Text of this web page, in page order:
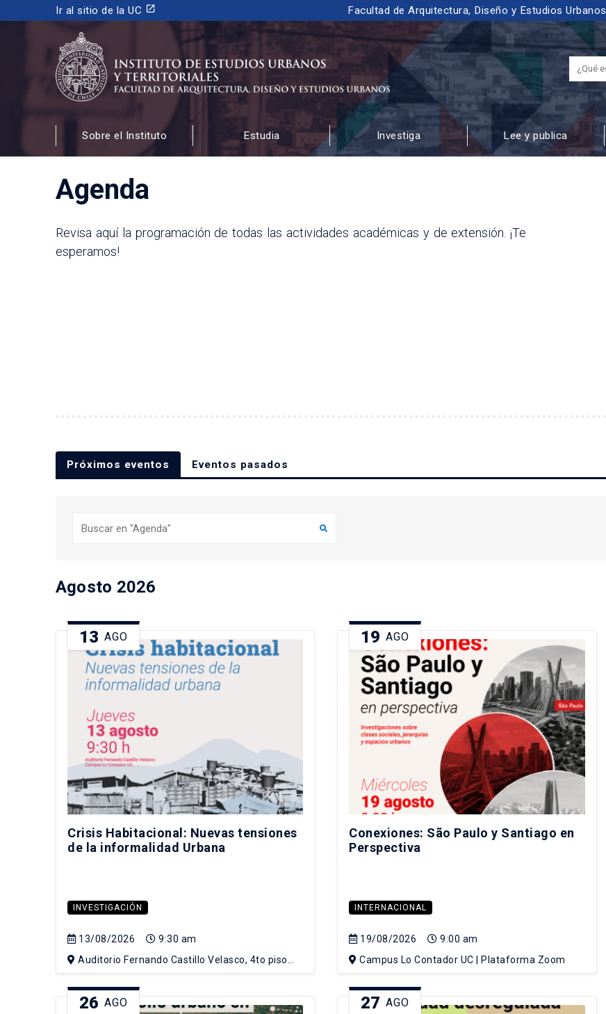
Ir al sitio de la UC launch Facultad de Arquitectura, Diseño y Estudios Urbanos
INSTITUTO DE ESTUDIOS URBANOS
Y TERRITORIALES
FACULTAD DE ARQUITECTURA, DISEÑO Y ESTUDIOS URBANOS
Sobre el Instituto Estudia Investiga Lee y publica
Agenda
Revisa aquí la programación de todas las actividades académicas y de extensión. ¡Te
esperamos!
Próximos eventos Eventos pasados
Agosto 2026
13 AGO
Crisis Habitacional: Nuevas tensiones
de la informalidad Urbana
INVESTIGACIÓN
13/08/2026
9:30 am
Auditorio Fernando Castillo Velasco, 4to piso
Contador UC
19 AGO
Conexiones: São Paulo y Santiago en
Perspectiva
INTERNACIONAL
19/08/2026
9:00 am
Campus Lo Contador UC | Plataforma Zoom
26 AGO 27 AGO